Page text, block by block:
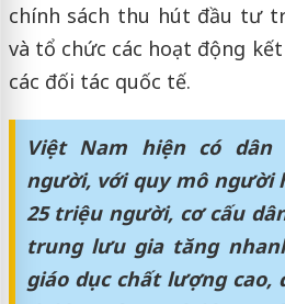
chính sách thu hút đầu tư
và tổ chức các hoạt động
các đối tác quốc tế.
Việt Nam hiện có
người, với quy mô người
25 triệu người, cơ cấu
trung lưu gia tăng
giáo dục chất lượng cao,